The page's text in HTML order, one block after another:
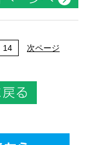
14 次ページ